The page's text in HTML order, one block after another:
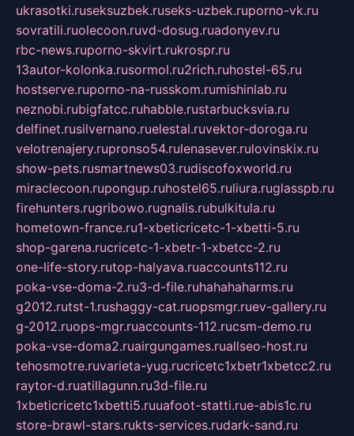
ukrasotki.ruseksuzbek.ruseks-uzbek.ruporno-vk.ru
sovratili.ruolecoon.ruvd-dosug.ruadonyev.ru
rbc-news.ruporno-skvirt.rukrospr.ru
13autor-kolonka.rusormol.ru2rich.ruhostel-65.ru
hostserve.ruporno-na-russkom.rumishinlab.ru
neznobi.rubigfatcc.ruhabble.rustarbucksvia.ru
delfinet.rusilvernano.ruelestal.ruvektor-doroga.ru
velotrenajery.rupronso54.rulenasever.rulovinskix.ru
show-pets.rusmartnews03.rudiscofoxworld.ru
miraclecoon.rupongup.ruhostel65.ruliura.ruglasspb.ru
firehunters.rugribowo.rugnalis.rubulkitula.ru
hometown-france.ru1-xbeticricetc-1-xbetti-5.ru
shop-garena.rucricetc-1-xbetr-1-xbetcc-2.ru
one-life-story.rutop-halyava.ruaccounts112.ru
poka-vse-doma-2.ru3-d-file.ruhahahaharms.ru
g2012.rutst-1.rushaggy-cat.ruopsmgr.ruev-gallery.ru
g-2012.ruops-mgr.ruaccounts-112.rucsm-demo.ru
poka-vse-doma2.ruairgungames.ruallseo-host.ru
tehosmotre.ruvarieta-yug.rucricetc1xbetr1xbetcc2.ru
raytor-d.ruatillagunn.ru3d-file.ru
1xbeticricetc1xbetti5.ruuafoot-statti.rue-abis1c.ru
store-brawl-stars.rukts-services.rudark-sand.ru